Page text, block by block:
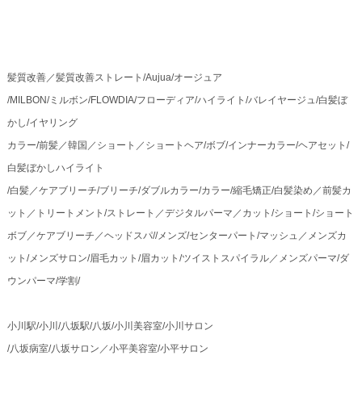
髪質改善／髪質改善ストレート/Aujua/オージュア
/MILBON/ミルボン/FLOWDIA/フローディア/ハイライト/バレイヤージュ/白髪ぼ
かし/イヤリング
カラー/前髪／韓国／ショート／ショートヘア/ボブ/インナーカラー/ヘアセット/
白髪ぼかしハイライト
/白髪／ケアブリーチ/ブリーチ/ダブルカラー/カラー/縮毛矯正/白髪染め／前髪カ
ット／トリートメント/ストレート／デジタルパーマ／カット/ショート/ショート
ボブ／ケアブリーチ／ヘッドスパ//メンズ/センターパート/マッシュ／メンズカ
ット/メンズサロン/眉毛カット/眉カット/ツイストスパイラル／メンズパーマ/ダ
ウンパーマ/学割/
小川駅/小川/八坂駅/八坂/小川美容室/小川サロン
/八坂病室/八坂サロン／小平美容室/小平サロン